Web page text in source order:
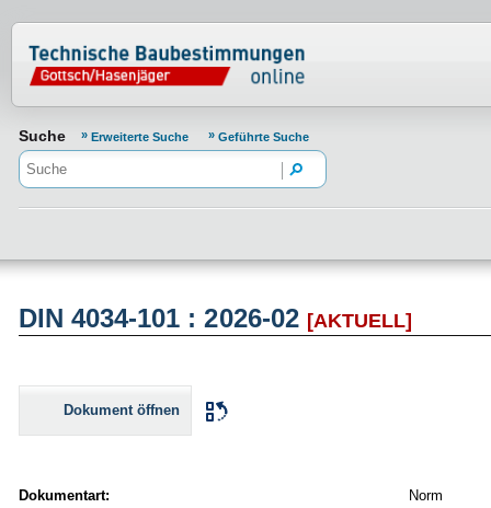
Normenportal Barrierefreiheit
Suche Erweiterte Suche Geführte Suche
DIN 4034-101 : 2026-02 [AKTUELL]
Dokument öffnen
Dokumentart:
Norm